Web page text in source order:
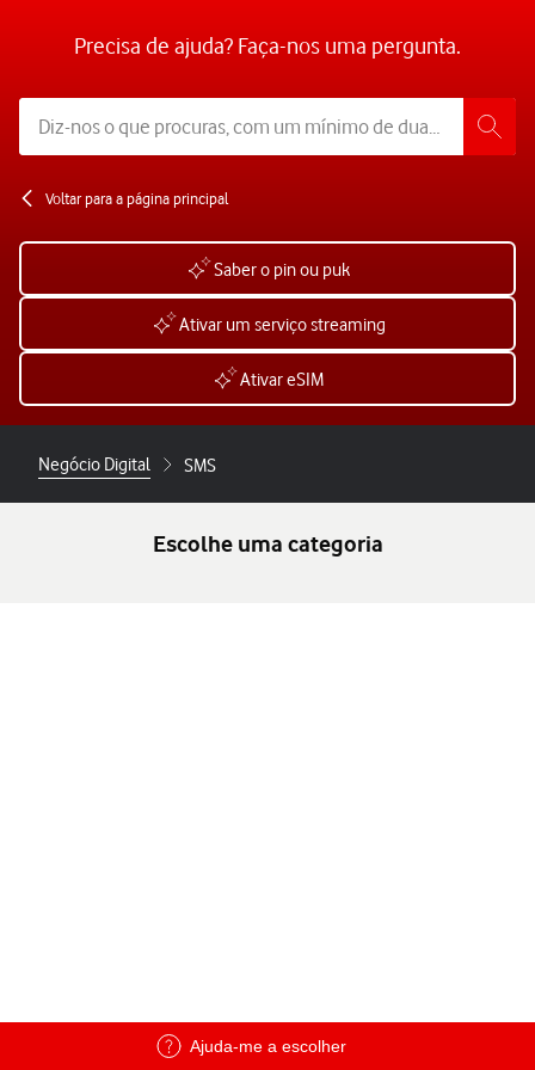
Precisa de ajuda? Faça-nos uma pergunta.
Voltar para a página principal
Saber o pin ou puk
Ativar um serviço streaming
Ativar eSIM
Negócio Digital SMS
Escolhe uma categoria
Ajuda-me a escolher